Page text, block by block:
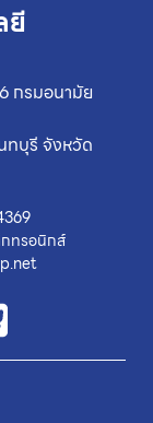
ยี
กรมอนามัย
ทบุรี จังหวัด
ทรอนิกส์